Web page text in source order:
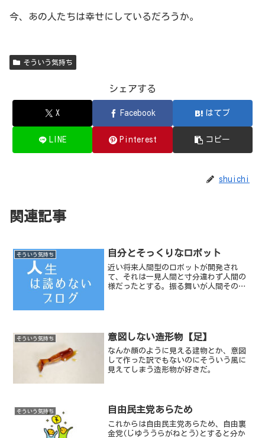
今、あの人たちは幸せにしているだろうか。
そういう気持ち
シェアする
X Facebook はてブ
LINE Pinterest コピー
shuichi
関連記事
そういう気持ち 自分とそっくりなロボット
近い将来人間型のロボットが開発され
て、それは一見人間と寸分違わず人間の
様だったとする。振る舞いが人間そのも
そういう気持ち 意図しない造形物【足】
なんか顔のように見える建物とか、意図
して作った訳でもないのにそういう風に
見えてしまう造形物が好きだ。
そういう気持ち 自由民主党あらため
これからは自由民主党あらため、自由裏
金党(じゆううらがねとう)とすると分か